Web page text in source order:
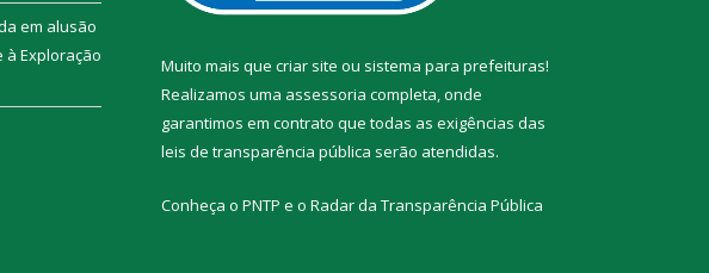
em alusão
à Exploração
Muito mais que criar site ou sistema para prefeituras!
Realizamos uma assessoria completa, onde
garantimos em contrato que todas as exigências das
leis de transparência pública serão atendidas.
Conheça o PNTP e o Radar da Transparência Pública